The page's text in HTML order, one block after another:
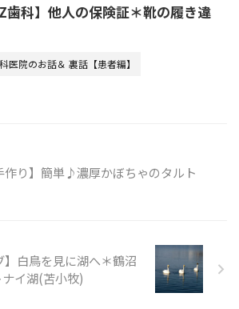
Z歯科】他人の保険証＊靴の履き違
医院のお話＆ 裏話【患者編】
作り】簡単♪濃厚かぼちゃのタルト
】白鳥を見に湖へ＊鶴沼
イ湖(苫小牧)